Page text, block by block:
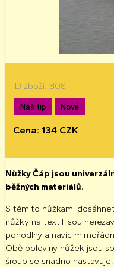
ID zboží: 808
Náš tip Nové
Cena: 134 CZK
Nůžky Čáp jsou
běžných materiálů.
S těmito nůžkami
nůžky na textil jsou
pohodlný a navíc
Obě poloviny nůžek jsou
šroub se snadno